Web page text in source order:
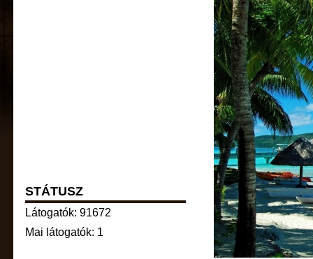
STÁTUSZ
Látogatók: 91672
Mai látogatók: 1